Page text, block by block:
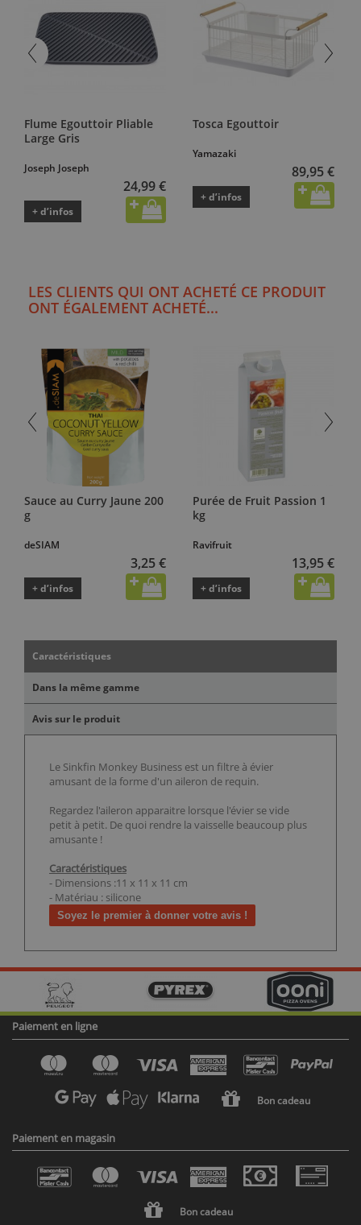
Flume Egouttoir Pliable
Large Gris
Joseph Joseph
24,99 €
+ d’infos
Tosca Egouttoir
Yamazaki
89,95 €
+ d’infos
LES CLIENTS QUI ONT ACHETÉ CE PRODUIT
ONT ÉGALEMENT ACHETÉ...
Sauce au Curry Jaune 200
g
deSIAM
3,25 €
+ d’infos
Purée de Fruit Passion 1
kg
Ravifruit
13,95 €
+ d’infos
Caractéristiques
Dans la même gamme
Avis sur le produit
Le Sinkfin Monkey Business est un filtre à évier
amusant de la forme d'un aileron de requin.
Regardez l'aileron apparaitre lorsque l'évier se vide
petit à petit. De quoi rendre la vaisselle beaucoup plus
amusante !
Caractéristiques
- Dimensions :11 x 11 x 11 cm
- Matériau : silicone
Soyez le premier à donner votre avis !
Paiement en ligne
Bon cadeau
Paiement en magasin
Bon cadeau